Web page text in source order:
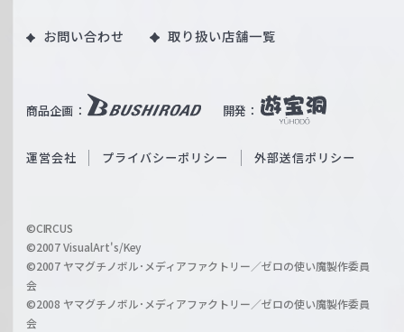
W
ß
c
a
r
z
商品企画： 開発：
u
b
O
i
l
お問い合わせ 取り扱い店舗一覧
運営会社 プライバシーポリシー 外部送信ポリシー
©CIRCUS
©2007 VisualArt's/Key
©2007 ヤマグチノボル･メディアファクトリー／ゼロの使い魔製作委員
会
©2008 ヤマグチノボル･メディアファクトリー／ゼロの使い魔製作委員
会